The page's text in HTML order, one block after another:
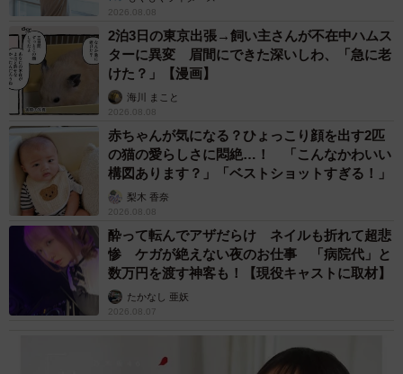
2026.08.08
2泊3日の東京出張→飼い主さんが不在中ハムス
ターに異変 眉間にできた深いしわ、「急に老
けた？」【漫画】
海川 まこと
2026.08.08
赤ちゃんが気になる？ひょっこり顔を出す2匹
の猫の愛らしさに悶絶…！ 「こんなかわいい
構図あります？」「ベストショットすぎる！」
梨木 香奈
2026.08.08
酔って転んでアザだらけ ネイルも折れて超悲
惨 ケガが絶えない夜のお仕事 「病院代」と
数万円を渡す神客も！【現役キャストに取材】
たかなし 亜妖
2026.08.07